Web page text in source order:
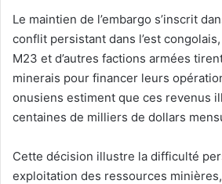
‎Le maintien de l’embargo s’inscrit
conflit persistant dans l’est
M23 et d’autres factions armées
minerais pour financer leurs
onusiens estiment que ces revenus
centaines de milliers de dollars
‎Cette décision illustre la difficulté
exploitation des ressources